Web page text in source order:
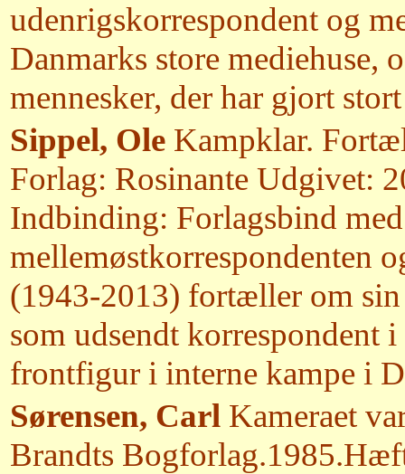
udenrigskorrespondent og
Danmarks store mediehuse,
mennesker, der har gjort
Sippel, Ole Kampklar.
Forlag: Rosinante Udgivet:
Indbinding: Forlagsbind
mellemøstkorrespondenten
(1943-2013) fortæller om sin
som udsendt korrespondent
frontfigur i interne kampe i
Sørensen, Carl Kameraet
Brandts